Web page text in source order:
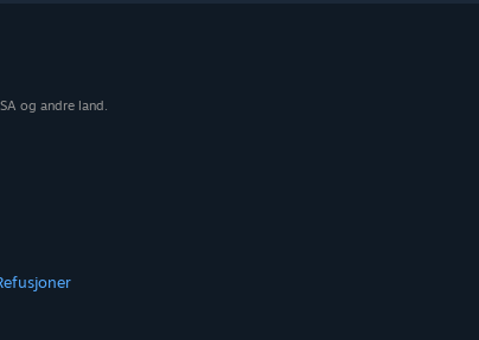
og andre land.